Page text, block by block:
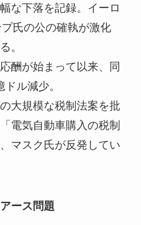
な下落を記録。イーロ
氏の公の確執が激化
。
酬が始まって以来、同
ル減少。
大規模な税制法案を批
電気自動車購入の税制
マスク氏が反発してい
ース問題